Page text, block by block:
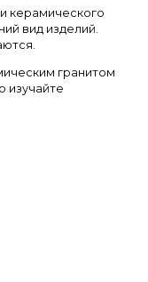
керамического
вид изделий.
гранитом
изучайте